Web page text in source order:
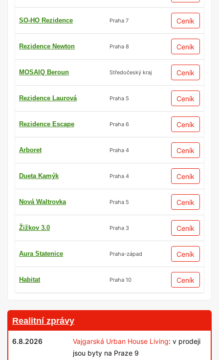
SO-HO Rezidence Praha 7 Ceník
Rezidence Newton Praha 8 Ceník
MOSAIQ Beroun Středočeský kraj Ceník
Rezidence Laurová Praha 5 Ceník
Rezidence Escape Praha 6 Ceník
Arboret Praha 4 Ceník
Dueta Kamýk Praha 4 Ceník
Nová Waltrovka Praha 5 Ceník
Žižkov 3.0 Praha 3 Ceník
Aura Statenice Praha-západ Ceník
Habitat Praha 10 Ceník
Realitní zprávy
6.8.2026 Vajgarská Urban House Living: v prodeji
jsou byty na Praze 9